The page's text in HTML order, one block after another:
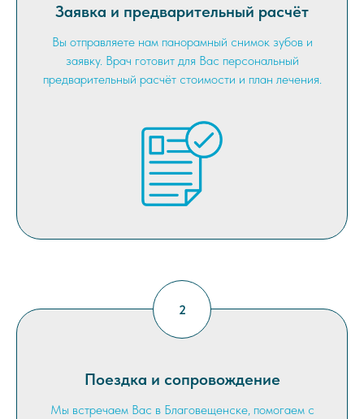
Заявка и предварительный расчёт
Вы отправляете нам панорамный снимок зубов и
заявку. Врач готовит для Вас персональный
предварительный расчёт стоимости и план лечения.
Поездка и сопровождение
Мы встречаем Вас в Благовещенске, помогаем с